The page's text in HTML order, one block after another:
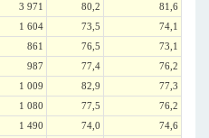
3 971 80,2
81,6
1 604 73,5
74,1
861 76,5
73,1
987 77,4
76,2
1 009 82,9
77,3
1 080 77,5
76,2
1 490 74,0
74,6